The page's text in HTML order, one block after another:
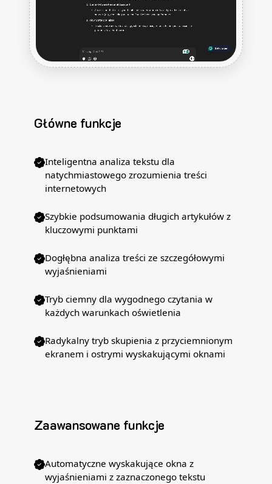
Główne funkcje
Inteligentna analiza tekstu dla
natychmiastowego zrozumienia treści
internetowych
Szybkie podsumowania długich artykułów z
kluczowymi punktami
Dogłębna analiza treści ze szczegółowymi
wyjaśnieniami
Tryb ciemny dla wygodnego czytania w
każdych warunkach oświetlenia
Radykalny tryb skupienia z przyciemnionym
ekranem i ostrymi wyskakującymi oknami
Zaawansowane funkcje
Automatyczne wyskakujące okna z
wyjaśnieniami z zaznaczonego tekstu